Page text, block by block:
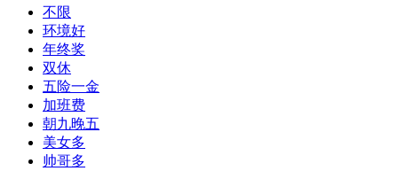
不限
环境好
年终奖
双休
五险一金
加班费
朝九晚五
美女多
帅哥多